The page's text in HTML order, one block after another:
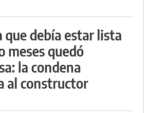
que debía estar lista
meses quedó
la condena
al constructor